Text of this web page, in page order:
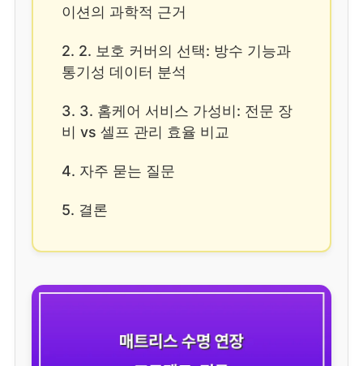
이션의 과학적 근거
2. 2. 보호 커버의 선택: 방수 기능과
통기성 데이터 분석
3. 3. 홈케어 서비스 가성비: 전문 장
비 vs 셀프 관리 효율 비교
4. 자주 묻는 질문
5. 결론